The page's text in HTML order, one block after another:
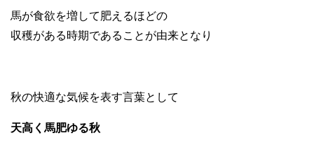
馬が食欲を増して肥えるほどの
収穫がある時期であることが由来となり
秋の快適な気候を表す言葉として
天高く馬肥ゆる秋